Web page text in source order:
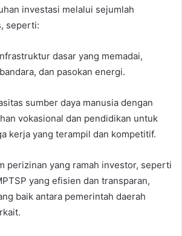
investasi melalui sejumlah
seperti:
dasar yang memadai,
dan pasokan energi.
sumber daya manusia dengan
vokasional dan pendidikan untuk
kerja yang terampil dan kompetitif.
perizinan yang ramah investor, seperti
yang efisien dan transparan,
baik antara pemerintah daerah